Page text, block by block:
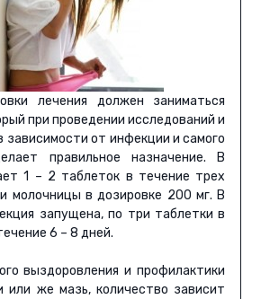
лечения должен заниматься
при проведении исследований и
зависимости от инфекции и самого
правильное назначение. В
1 – 2 таблеток в течение трех
молочницы в дозировке 200 мг. В
запущена, по три таблетки в
6 – 8 дней.
выздоровления и профилактики
или же мазь, количество зависит